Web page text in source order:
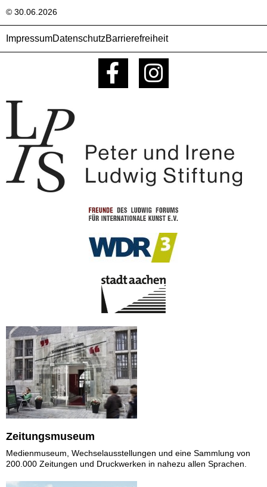
© 30.06.2026
ImpressumDatenschutzBarrierefreiheit
Zeitungsmuseum
Medienmuseum, Wechselausstellungen und eine Sammlung von
200.000 Zeitungen und Druckwerken in nahezu allen Sprachen.